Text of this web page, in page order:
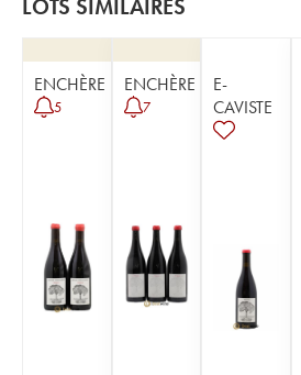
LOTS SIMILAIRES
ENCHÈRE
5
ENCHÈRE
7
E-
CAVISTE